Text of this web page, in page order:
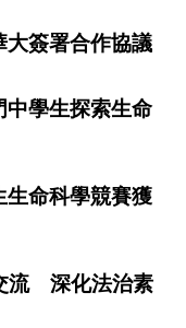
大簽署合作協議
中學生探索生命
生命科學競賽獲
流 深化法治素